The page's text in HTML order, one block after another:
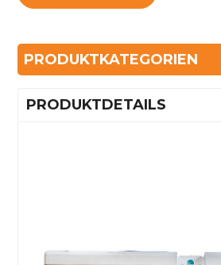
PRODUKTKATEGORIEN
PRODUKTDETAILS